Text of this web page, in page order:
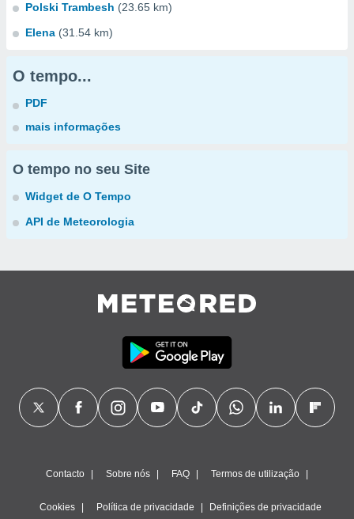
Polski Trambesh (23.65 km)
Elena (31.54 km)
O tempo...
PDF
mais informações
O tempo no seu Site
Widget de O Tempo
API de Meteorologia
Contacto Sobre nós FAQ Termos de utilização
Cookies Política de privacidade Definições de privacidade